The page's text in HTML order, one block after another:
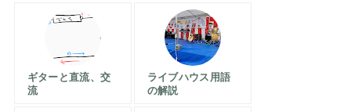
ギターと直流、交
流
ライブハウス用語
の解説